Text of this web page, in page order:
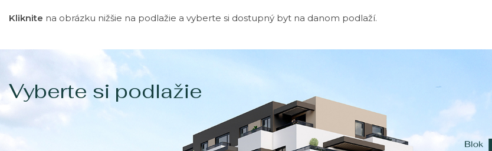
Kliknite na obrázku nižšie na podlažie a vyberte si dostupný byt na danom podlaží.
Vyberte si podlažie